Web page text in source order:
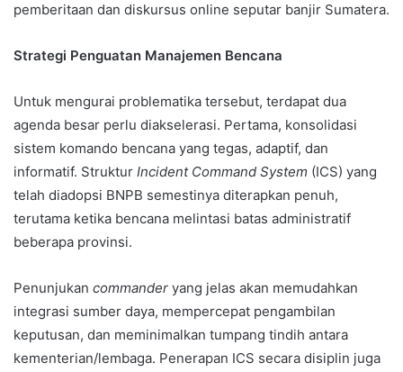
pemberitaan dan diskursus online seputar banjir Sumatera.
Strategi Penguatan Manajemen Bencana
Untuk mengurai problematika tersebut, terdapat dua
agenda besar perlu diakselerasi. Pertama, konsolidasi
sistem komando bencana yang tegas, adaptif, dan
informatif. Struktur Incident Command System (ICS) yang
telah diadopsi BNPB semestinya diterapkan penuh,
terutama ketika bencana melintasi batas administratif
beberapa provinsi.
Penunjukan commander yang jelas akan memudahkan
integrasi sumber daya, mempercepat pengambilan
keputusan, dan meminimalkan tumpang tindih antara
kementerian/lembaga. Penerapan ICS secara disiplin juga